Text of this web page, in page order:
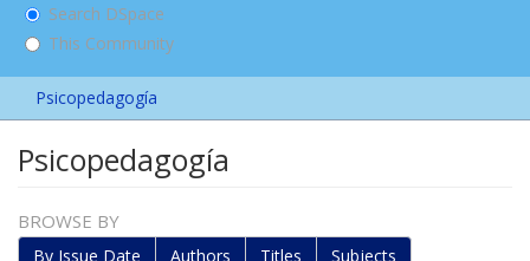
Search DSpace
This Community
Psicopedagogía
Psicopedagogía
BROWSE BY
By Issue Date Authors Titles Subjects